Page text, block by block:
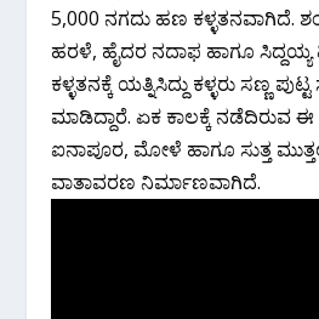
5,000 ನಗದು ಹಣ ಕಳ್ಳತನವಾಗಿದೆ‌.
ಹರಳೆ, ಹೈದರ ನದಾಫ ಹಾಗೂ
ಕಳ್ಳತನಕ್ಕೆ ಯತ್ನಿಸಿದ್ದು ಕಳ್ಳರು ಸಣ್ಣ
ಮಾಡಿದ್ದಾರೆ. ಏಕ ಕಾಲಕ್ಕೆ ನಡೆದಿರುವ
ಐನಾಪೂರ, ಮೋಳೆ ಹಾಗೂ ಸುತ್ತ
ವಾತಾವರಣ ನಿರ್ಮಾಣವಾಗಿದೆ‌.